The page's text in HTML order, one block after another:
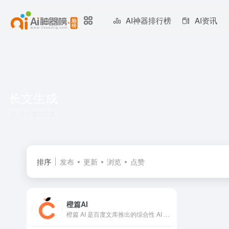
AI神器排行榜 AI资讯
排序 发布 更新 浏览 点赞
橙篇AI